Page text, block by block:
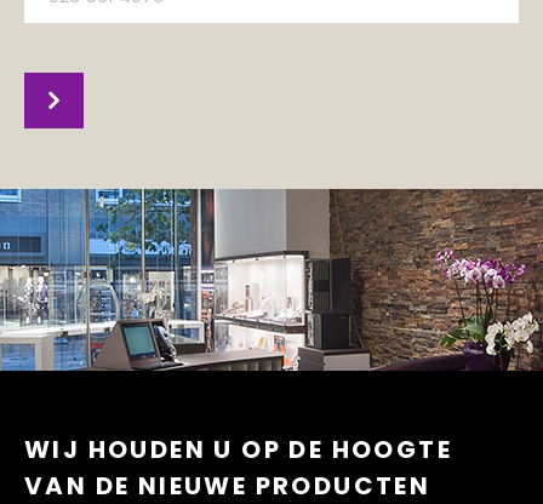
WIJ HOUDEN U OP DE HOOGTE
VAN DE NIEUWE PRODUCTEN